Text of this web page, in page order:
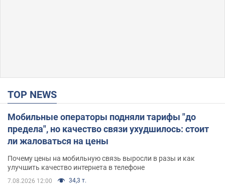
TOP NEWS
Мобильные операторы подняли тарифы "до
предела", но качество связи ухудшилось: стоит
ли жаловаться на цены
Почему цены на мобильную связь выросли в разы и как
улучшить качество интернета в телефоне
7.08.2026 12:00 34,3 т.